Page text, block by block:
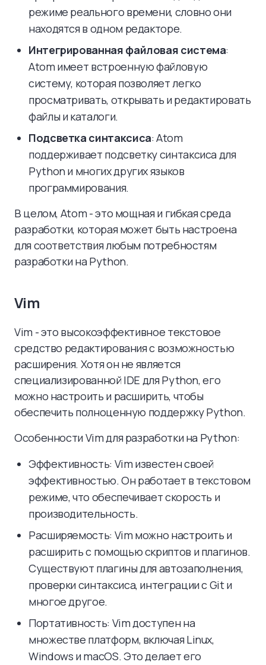
режиме реального времени, словно они
находятся в одном редакторе.
Интегрированная файловая система:
Atom имеет встроенную файловую
систему, которая позволяет легко
просматривать, открывать и редактировать
файлы и каталоги.
Подсветка синтаксиса: Atom
поддерживает подсветку синтаксиса для
Python и многих других языков
программирования.
В целом, Atom - это мощная и гибкая среда
разработки, которая может быть настроена
для соответствия любым потребностям
разработки на Python.
Vim
Vim - это высокоэффективное текстовое
средство редактирования с возможностью
расширения. Хотя он не является
специализированной IDE для Python, его
можно настроить и расширить, чтобы
обеспечить полноценную поддержку Python.
Особенности Vim для разработки на Python:
Эффективность: Vim известен своей
эффективностью. Он работает в текстовом
режиме, что обеспечивает скорость и
производительность.
Расширяемость: Vim можно настроить и
расширить с помощью скриптов и плагинов.
Существуют плагины для автозаполнения,
проверки синтаксиса, интеграции с Git и
многое другое.
Портативность: Vim доступен на
множестве платформ, включая Linux,
Windows и macOS. Это делает его